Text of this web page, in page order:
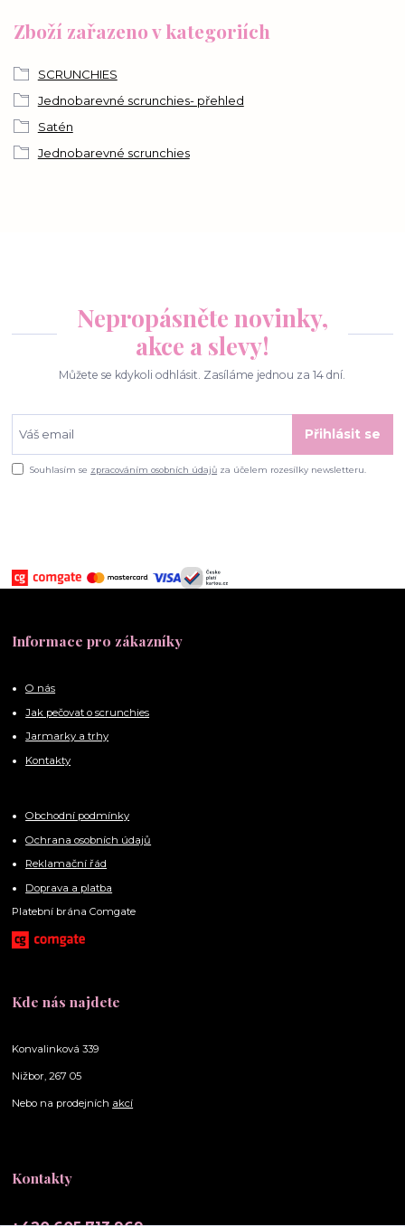
Zboží zařazeno v kategoriích
SCRUNCHIES
Jednobarevné scrunchies- přehled
Satén
Jednobarevné scrunchies
Nepropásněte novinky,
akce a slevy!
Můžete se kdykoli odhlásit. Zasíláme jednou za 14 dní.
Přihlásit se
Souhlasím se zpracováním osobních údajů za účelem rozesílky newsletteru.
Informace pro zákazníky
O nás
Jak pečovat o scrunchies
Jarmarky a trhy
Kontakty
Obchodní podmínky
Ochrana osobních údajů
Reklamační řád
Doprava a platba
Platební brána Comgate
Kde nás najdete
Konvalinková 339
Nižbor, 267 05
Nebo na prodejních akcí
Kontakty